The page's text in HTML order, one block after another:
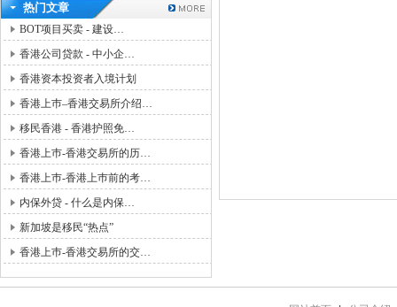
热门文章
BOT项目买卖 - 建设…
香港公司贷款 - 中小企…
香港资本投资者入境计划
香港上巿–香港交易所介绍…
移民香港 - 香港护照免…
香港上巿-香港交易所的历…
香港上巿-香港上巿前的考…
内保外贷 - 什么是内保…
新加坡是移民“热点”
香港上巿-香港交易所的交…